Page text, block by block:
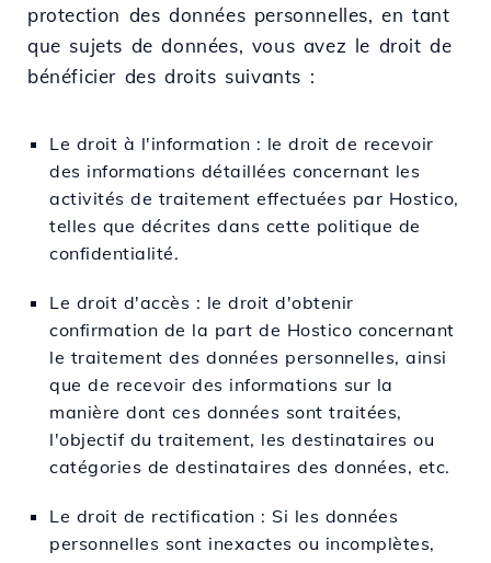
protection des données personnelles, en tant
que sujets de données, vous avez le droit de
bénéficier des droits suivants :
Le droit à l'information : le droit de recevoir
des informations détaillées concernant les
activités de traitement effectuées par Hostico,
telles que décrites dans cette politique de
confidentialité.
Le droit d'accès : le droit d'obtenir
confirmation de la part de Hostico concernant
le traitement des données personnelles, ainsi
que de recevoir des informations sur la
manière dont ces données sont traitées,
l'objectif du traitement, les destinataires ou
catégories de destinataires des données, etc.
Le droit de rectification : Si les données
personnelles sont inexactes ou incomplètes,